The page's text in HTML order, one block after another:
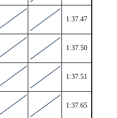
1:37.47
1:37.50
1:37.51
1:37.65